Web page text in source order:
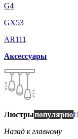
G4
GX53
AR111
Аксессуары
Люстрыпопулярно
Назад к главному